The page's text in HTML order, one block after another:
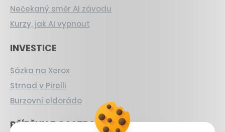
Nečekaný směr AI závodu
Kurzy, jak AI vypnout
INVESTICE
Sázka na Xerox
Strnad v Pirelli
Burzovní eldorádo
PŘÍBĚHY Z GASTRA